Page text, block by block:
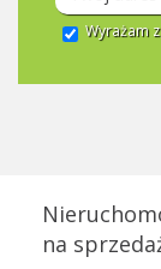
Wyrażam
na